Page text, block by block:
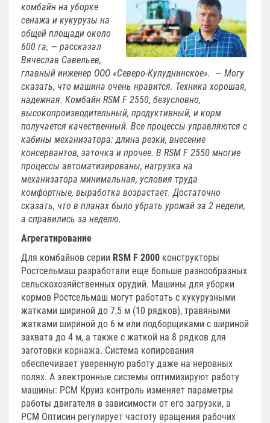
комбайн на уборке
сенажа и кукурузы на
общей площади около
600 га, — рассказал
Вячеслав Савельев,
главный инженер ООО «Северо-Кулуднинское». — Могу
сказать, что машина очень нравится. Техника хорошая,
надежная. Комбайн RSM F 2550, безусловно,
высокопроизводительный, продуктивный, и корм
получается качественный. Все процессы управляются с
кабины механизатора: длина резки, внесение
консервантов, заточка и прочее. В RSM F 2550 многие
процессы автоматизированы, нагрузка на
механизатора минимальная, условия труда
комфортные, выработка возрастает. Достаточно
сказать, что в планах было убрать урожай за 2 недели,
а справились за неделю.
Агрегатирование
Для комбайнов серии RSM F 2000 конструкторы
Ростсельмаш разработали еще больше разнообразных
сельскохозяйственных орудий. Машины для уборки
кормов Ростсельмаш могут работать с кукурузными
жатками шириной до 7,5 м (10 рядков), травяными
жатками шириной до 6 м или подборщиками с шириной
захвата до 4 м, а также с жаткой на 8 рядков для
заготовки корнажа. Система копирования
обеспечивает уверенную работу даже на неровных
полях. А электронные системы оптимизируют работу
машины: РСМ Круиз контроль изменяет параметры
работы двигателя в зависимости от его загрузки, а
РСМ Оптисин регулирует частоту вращения рабочих